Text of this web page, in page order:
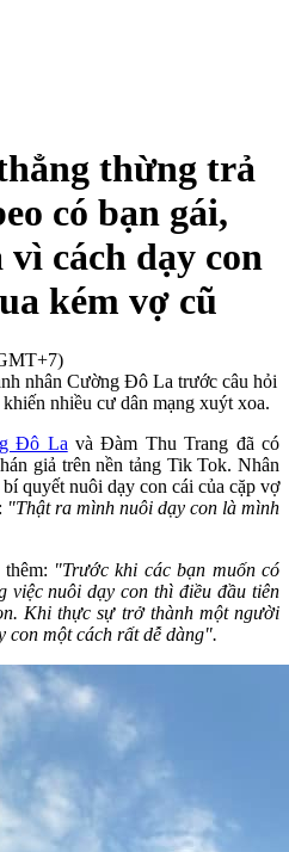
thừng trả
có bạn gái,
cách dạy con
kém vợ cũ
nhân Cường Đô La trước câu hỏi
nhiều cư dân mạng xuýt xoa.
Đô La và Đàm Thu Trang đã có
giả trên nền tảng Tik Tok. Nhân
quyết nuôi dạy con cái của cặp vợ
"Thật ra mình nuôi dạy con là mình
"Trước khi các bạn muốn có
việc nuôi dạy con thì điều đầu tiên
Khi thực sự trở thành một người
con một cách rất dễ dàng".